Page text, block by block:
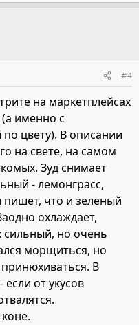
#4
на маркетплейсах
именно с
цвету). В описании
на свете, на самом
Зуд снимает
- лемонграсс,
пишет, что и зеленый
охлаждает,
сильный, но очень
морщиться, но
В
от укусов